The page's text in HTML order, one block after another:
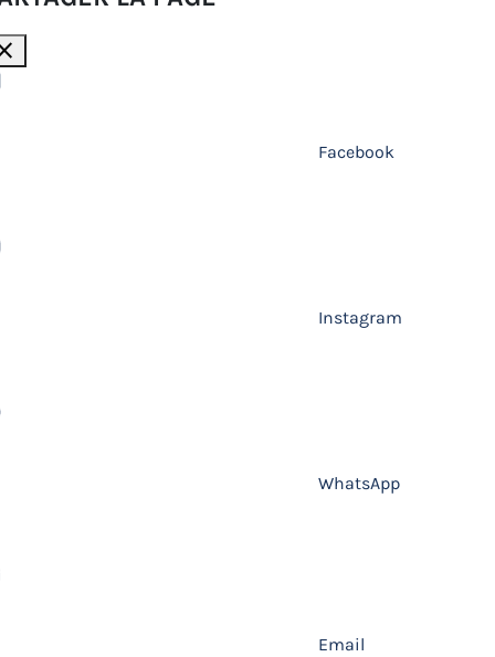
Facebook
Instagram
WhatsApp
Email